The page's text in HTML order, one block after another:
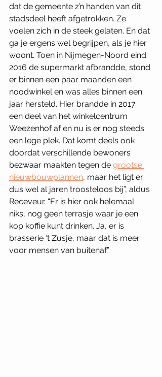
dat de gemeente z’n handen van dit
stadsdeel heeft afgetrokken. Ze
voelen zich in de steek gelaten. En dat
ga je ergens wel begrijpen, als je hier
woont. Toen in Nijmegen-Noord eind
2016 de supermarkt afbrandde, stond
er binnen een paar maanden een
noodwinkel en was alles binnen een
jaar hersteld. Hier brandde in 2017
een deel van het winkelcentrum
Weezenhof af en nu is er nog steeds
een lege plek. Dat komt deels ook
doordat verschillende bewoners
bezwaar maakten tegen de grootse
nieuwbouwplannen, maar het ligt er
dus wel al jaren troosteloos bij”, aldus
Receveur. “Er is hier ook helemaal
niks, nog geen terrasje waar je een
kop koffie kunt drinken. Ja, er is
brasserie ‘t Zusje, maar dat is meer
voor mensen van buitenaf.”